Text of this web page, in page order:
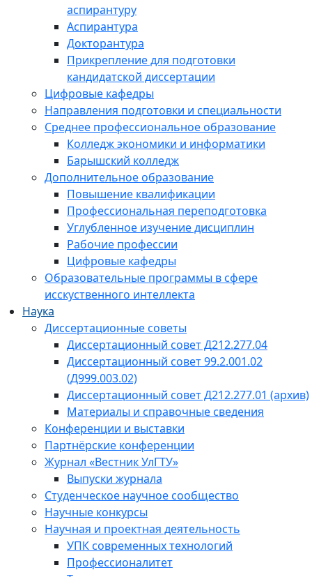
аспирантуру
Аспирантура
Докторантура
Прикрепление для подготовки
кандидатской диссертации
Цифровые кафедры
Направления подготовки и специальности
Среднее профессиональное образование
Колледж экономики и информатики
Барышский колледж
Дополнительное образование
Повышение квалификации
Профессиональная переподготовка
Углубленное изучение дисциплин
Рабочие профессии
Цифровые кафедры
Образовательные программы в сфере
исскуственного интеллекта
Наука
Диссертационные советы
Диссертационный совет Д212.277.04
Диссертационный совет 99.2.001.02
(Д999.003.02)
Диссертационный совет Д212.277.01 (архив)
Материалы и справочные сведения
Конференции и выставки
Партнёрские конференции
Журнал «Вестник УлГТУ»
Выпуски журнала
Студенческое научное сообщество
Научные конкурсы
Научная и проектная деятельность
УПК современных технологий
Профессионалитет